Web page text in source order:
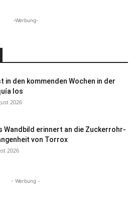
-Werbung-
in den kommenden Wochen in der
los
2026
Wandbild erinnert an die Zuckerrohr-
von Torrox
2026
- Werbung -